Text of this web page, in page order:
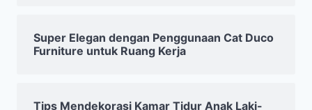
Super Elegan dengan Penggunaan Cat Duco
Furniture untuk Ruang Kerja
Tips Mendekorasi Kamar Tidur Anak Laki-